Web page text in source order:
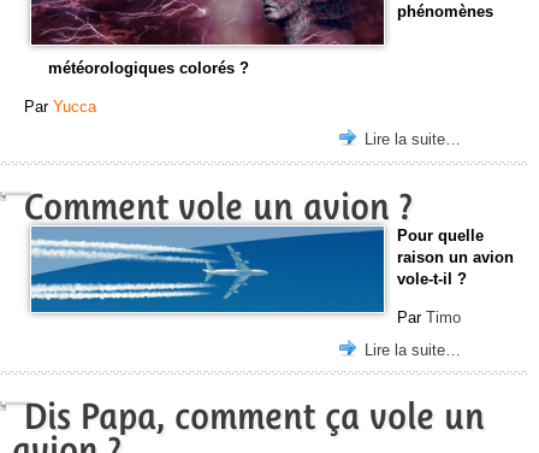
phénomènes
météorologiques colorés ?
Par Yucca
Lire la suite…
Comment vole un avion ?
Pour quelle
raison un avion
vole-t-il ?
Par Timo
Lire la suite…
Dis Papa, comment ça vole un